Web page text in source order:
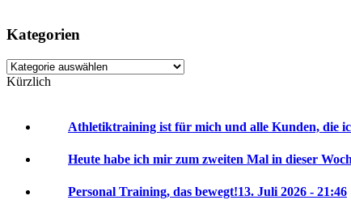
Kategorien
Kategorien
Kürzlich
Athletiktraining ist für mich und alle Kunden, die
Heute habe ich mir zum zweiten Mal in dieser
Personal Training, das bewegt!13. Juli 2026 - 21:46